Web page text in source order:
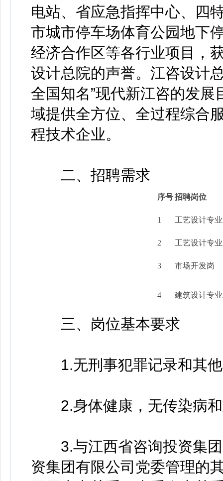
电站、省应急指挥中心、四
市城市停车场体育公园地下
经济合作区等各行业项目，
设计总院的声誉。江咨设计
全国知名”现代新江咨的发
域提供全方位、全过程综合
程技术企业。
二、招聘需求
序号 招聘岗位
1 工艺设计专
2 工艺设计专
3 市场开发岗
4 建筑设计专
三、岗位基本要求
1.无刑事犯罪记录和其他
2.身体健康，无传染病和
3.与江西省咨询投资集团
资集团有限公司党委管理的